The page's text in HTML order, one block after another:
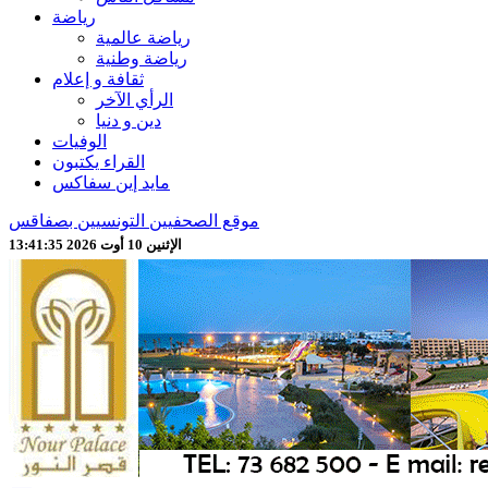
رياضة
رياضة عالمية
رياضة وطنية
ثقافة و إعلام
الرأي الآخر
دين و دنيا
الوفيات
القراء يكتبون
مايد إين سفاكس
موقع الصحفيين التونسيين بصفاقس
الإثنين 10 أوت 2026 13:41:37